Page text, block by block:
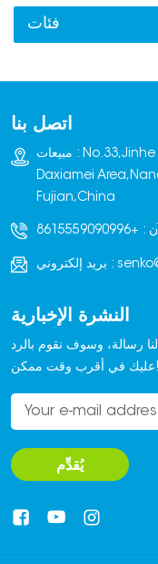
الثابتة أو المرنة،
مثل مكابس الطوب
التخزين، مما يُتيح نقل
بشكل آلي بالكامل.
لثقل وزن الطوب،
الإنتاج المليئة بالغبار
مركبات RGV لتكون متينة
على تحمل الأحمال
وطويل الأمد دون
انقطاع.بالاعتماد على
المسارات الثابتة، يمكن
عالية جدًا، وهو أمر
للتكامل الآلي مع
مكابس الطوب، وآلات
التكديس، وغيرها من
فئات
اتصل بنا
مبيعات : No.33,Jinhe Avenue,Binjiang Development Zone,
Daxiamei
Fujian,China
:
+8615559090996
بريد إلكتروني :
النشرة الإخبارية
رسالة، وسوف نقوم بالرد
عليك في أقرب وقت ممكن!
يُقدِّم